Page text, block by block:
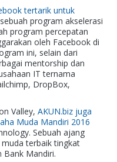
tertarik untuk
program akselerasi
program percepatan
oleh Facebook di
ini, selain dari
mentorship dan
IT ternama
DropBox,
Valley,AKUN.biz juga
Muda Mandiri 2016
Sebuah ajang
terbaik tingkat
Bank Mandiri.